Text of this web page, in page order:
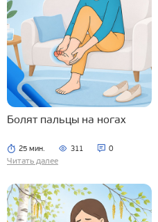
Болят пальцы на ногах
25 мин. 311 0
Читать далее